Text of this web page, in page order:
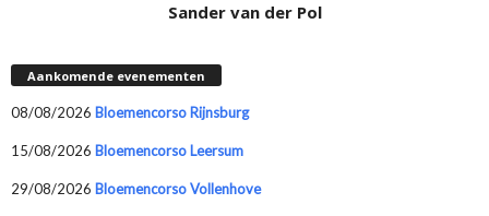
Sander van der Pol
Aankomende evenementen
08/08/2026 Bloemencorso Rijnsburg
15/08/2026 Bloemencorso Leersum
29/08/2026 Bloemencorso Vollenhove